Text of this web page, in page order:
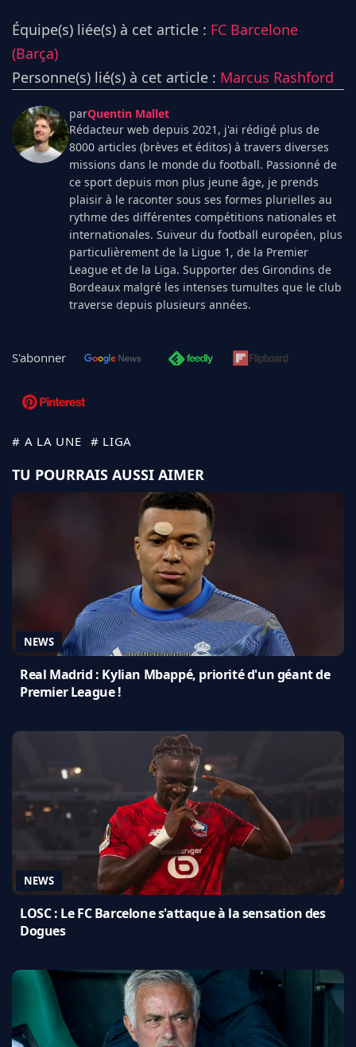
Équipe(s) liée(s) à cet article : FC Barcelone
(Barça)
Personne(s) lié(s) à cet article : Marcus Rashford
parQuentin Mallet
Rédacteur web depuis 2021, j'ai rédigé plus de
8000 articles (brèves et éditos) à travers diverses
missions dans le monde du football. Passionné de
ce sport depuis mon plus jeune âge, je prends
plaisir à le raconter sous ses formes plurielles au
rythme des différentes compétitions nationales et
internationales. Suiveur du football européen, plus
particulièrement de la Ligue 1, de la Premier
League et de la Liga. Supporter des Girondins de
Bordeaux malgré les intenses tumultes que le club
traverse depuis plusieurs années.
S'abonner
# A LA UNE # LIGA
TU POURRAIS AUSSI AIMER
NEWS
Real Madrid : Kylian Mbappé, priorité d'un géant de
Premier League !
NEWS
LOSC : Le FC Barcelone s'attaque à la sensation des
Dogues